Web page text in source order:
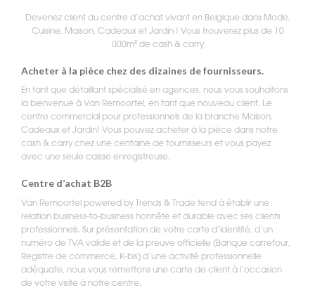
Devenez client du centre d’achat vivant en Belgique dans Mode,
Cuisine, Maison, Cadeaux et Jardin ! Vous trouverez plus de 10
000m² de cash & carry
Acheter à la pièce chez des dizaines de fournisseurs.
En tant que détaillant spécialisé en agences, nous vous souhaitons
la bienvenue à Van Remoortel, en tant que nouveau client. Le
centre commercial pour professionnels de la branche Maison,
Cadeaux et Jardin! Vous pouvez acheter à la pièce dans notre
cash & carry chez une centaine de fournisseurs et vous payez
avec une seule caisse enregistreuse.
Centre d’achat B2B
Van Remoortel powered by Trends & Trade tend à établir une
relation business-to-business honnête et durable avec ses clients
professionnels. Sur présentation de votre carte d’identité, d’un
numéro de TVA valide et de la preuve officielle (Banque carrefour,
Registre de commerce, K-bis) d’une activité professionnelle
adéquate, nous vous remettons une carte de client à l’occasion
de votre visite à notre centre.